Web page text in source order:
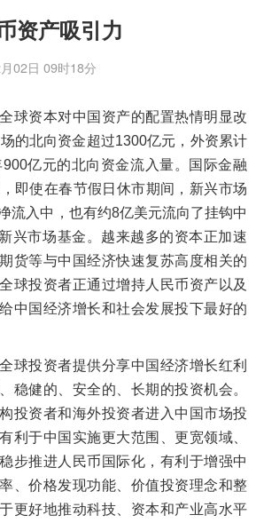
资产吸引力
02日 09时18分
资本对中国资产的配置热情明显改
的北向资金超过1300亿元，外资累计
亿元的北向资金流入量。国际金融
即使在春节假日休市期间，新兴市场
流入中，也有约8亿美元流向了挂钩中
兴市场基金。越来越多的资本正加速
货等与中国经济快速复苏高度相关的
球投资者正通过增持人民币资产以及
中国经济增长和社会发展投下最好的
投资者提供分享中国经济增长红利
稳健的、安全的、长期的投资机会。
投资者和海外投资者进入中国市场投
利于中国实施更大范围、更宽领域、
步推进人民币国际化，有利于增强中
、价格发现功能、价值投资理念和整
更好地推动科技、资本和产业高水平